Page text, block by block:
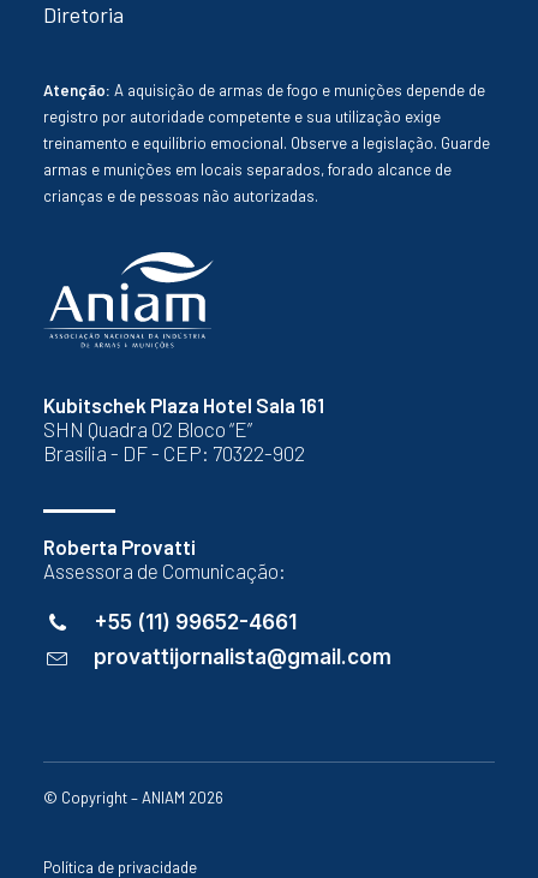
Kubitschek Plaza Hotel Sala 161
SHN Quadra 02 Bloco “E”
Brasília - DF - CEP: 70322-902
Roberta Provatti
Assessora de Comunicação:
+55 (11) 99652-4661
provattijornalista@gmail.com
Diretoria
Atenção: A aquisição de armas de fogo e munições depende de
registro por autoridade competente e sua utilização exige
treinamento e equilíbrio emocional. Observe a legislação. Guarde
armas e munições em locais separados, forado alcance de
crianças e de pessoas não autorizadas.
© Copyright – ANIAM 2026
Política de privacidade